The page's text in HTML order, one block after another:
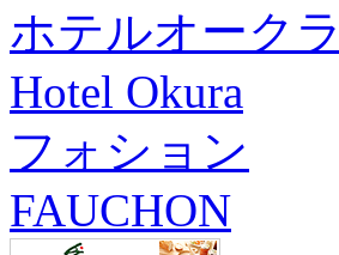
ホテルオークラ
Hotel Okura
フォション
FAUCHON